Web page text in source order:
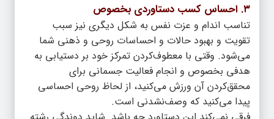
۳. احساس کسب دستاوردی بخصوص
تناسب اندام و عزت نفس به شکل دیگری نیز سبب
تقویت و بهبود حالات و احساسات روحی و ذهنی شما
می‌شود. وقتی با معطوف‌کردن تمرکز خود بر دستیابی به
هدفی بخصوص و انجام فعالیت جسمانی برای
محقق‌کردن آن ورزش می‌کنید، از لحاظ روحی احساسی
پیدا می‌کنید که وصف‌نشدنی است.